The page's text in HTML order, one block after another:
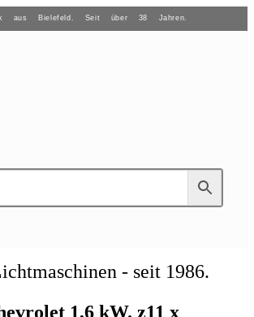
aus Bielefeld. Seit über 38 Jahren.
- seit 1986.
1,6 kW. z11 x